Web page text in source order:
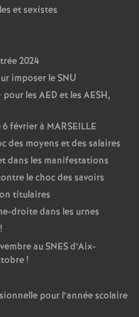
et sexistes
2024
imposer le SNU
les AED et les AESH,
février à MARSEILLE
des moyens et des salaires
dans les manifestations
le choc des savoirs
titulaires
droite dans les urnes
!
au SNES d’Aix-
!
pour l’année scolaire